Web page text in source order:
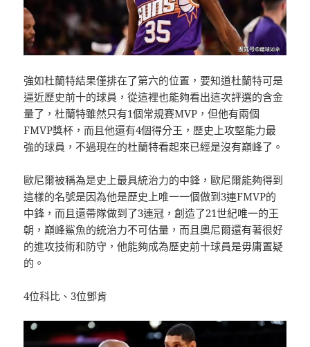
強如杜蘭特結果僅排在了第六的位置，要知道杜蘭特可是
逼近歷史前十的球員，從這裡也能夠看出這次評選的含金
量了，杜蘭特雖然只有1個常規賽MVP，但他有兩個
FMVP獎杯，而且他還有4個得分王，歷史上攻堅能力最
強的球員，不過現在的杜蘭特看起來已經是沒有巔峰了。
歐尼爾被稱為是史上最具統治力的中鋒，歐尼爾能夠得到
這樣的名號是因為他是歷史上唯一一個做到3連FMVP的
中鋒，而且還帶隊做到了3連冠，創造了21世紀唯一的王
朝，巔峰鯊魚的統治力不可估量，而且奧尼爾還有著很好
的進攻技術和防守，他能夠成為歷史前十球員是毋庸置疑
的。
4位科比、3位鄧肯